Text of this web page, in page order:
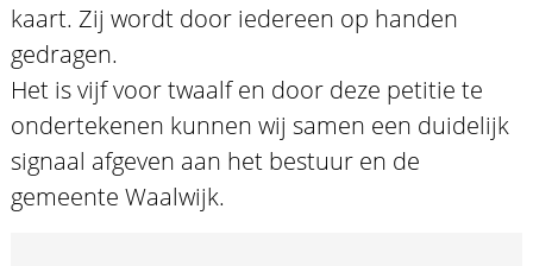
kaart. Zij wordt door iedereen op handen
gedragen.
Het is vijf voor twaalf en door deze petitie te
ondertekenen kunnen wij samen een duidelijk
signaal afgeven aan het bestuur en de
gemeente Waalwijk.